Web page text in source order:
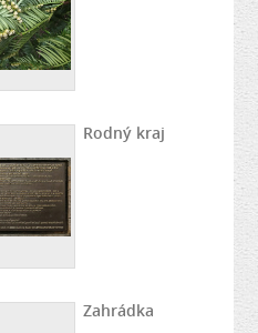
Rodný kraj
Zahrádka